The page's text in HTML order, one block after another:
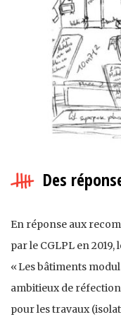
Des
En réponse aux
par le CGLPL en
« Les bâtiments
ambitieux de
pour les travaux